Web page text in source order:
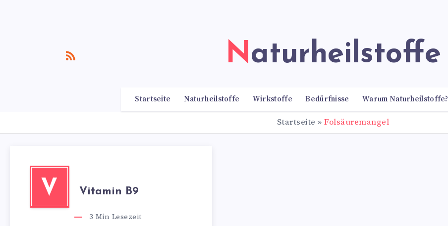
Naturheilstoffe
Startseite Naturheilstoffe Wirkstoffe Bedürfnisse Warum Naturheilstoffe?
Startseite »Folsäuremangel
V Vitamin B9
3 Min Lesezeit